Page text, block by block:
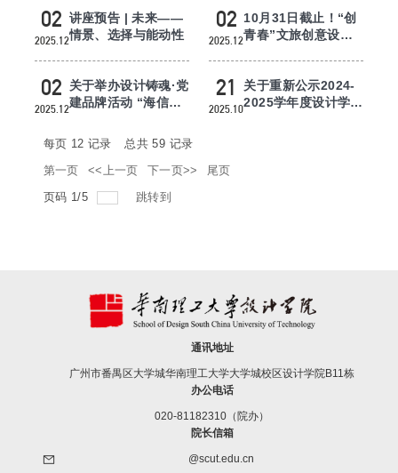
02
2025.12
讲座预告 | 未来——
情景、选择与能动性
02
2025.12
10月31日截止！“创
青春”文旅创意设计
02
2025.12
关于举办设计铸魂·党
建品牌活动 “海信文
文...
21
2025.10
关于重新公示2024-
2025学年度设计学院
每页 12 记录 总共59 记录
第一页
<<上一页 下一页>>
尾页
页码 1/5 跳转到
通讯地址
广州市番禺区大学城华南理工大学大学城校区设计学院B11栋
办公电话
020-81182310（院办）
院长信箱
@scut.edu.cn